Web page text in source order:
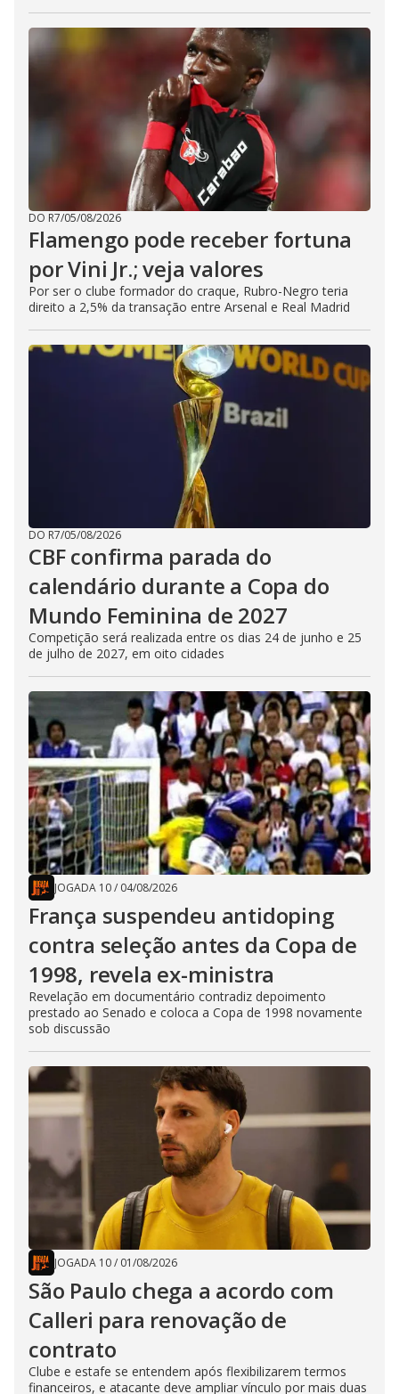
DO R7/05/08/2026
Flamengo pode receber fortuna
por Vini Jr.; veja valores
Por ser o clube formador do craque, Rubro-Negro teria
direito a 2,5% da transação entre Arsenal e Real Madrid
DO R7/05/08/2026
CBF confirma parada do
calendário durante a Copa do
Mundo Feminina de 2027
Competição será realizada entre os dias 24 de junho e 25
de julho de 2027, em oito cidades
JOGADA 10/ 04/08/2026
França suspendeu antidoping
contra seleção antes da Copa de
1998, revela ex-ministra
Revelação em documentário contradiz depoimento
prestado ao Senado e coloca a Copa de 1998 novamente
sob discussão
JOGADA 10/ 01/08/2026
São Paulo chega a acordo com
Calleri para renovação de
contrato
Clube e estafe se entendem após flexibilizarem termos
financeiros, e atacante deve ampliar vínculo por mais duas